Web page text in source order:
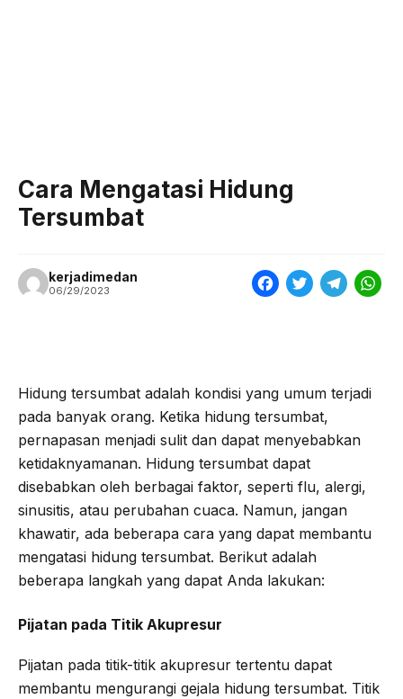
Cara Mengatasi Hidung
Tersumbat
kerjadimedan
06/29/2023
F
b
o
o
T
t
e
r
T
g
r
a
W
s
p
Hidung tersumbat adalah kondisi yang umum terjadi
pada banyak orang. Ketika hidung tersumbat,
pernapasan menjadi sulit dan dapat menyebabkan
ketidaknyamanan. Hidung tersumbat dapat
disebabkan oleh berbagai faktor, seperti flu, alergi,
sinusitis, atau perubahan cuaca. Namun, jangan
khawatir, ada beberapa cara yang dapat membantu
mengatasi hidung tersumbat. Berikut adalah
beberapa langkah yang dapat Anda lakukan:
Pijatan pada Titik Akupresur
Pijatan pada titik-titik akupresur tertentu dapat
membantu mengurangi gejala hidung tersumbat. Titik